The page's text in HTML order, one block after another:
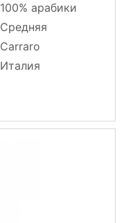
100% арабики
Средняя
Carraro
Италия